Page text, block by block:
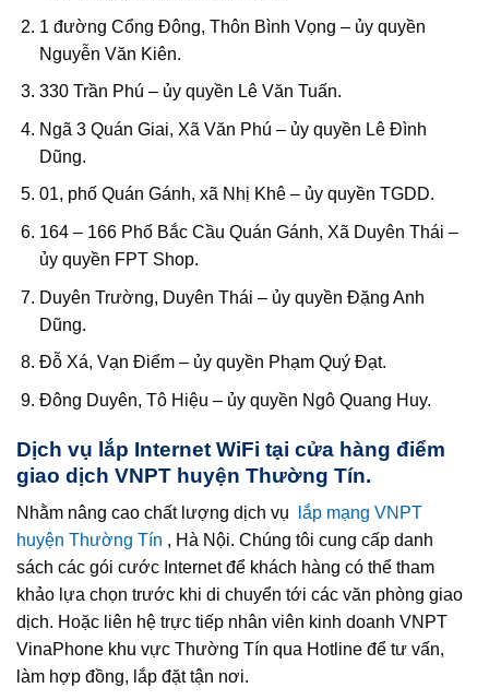
1 đường Cổng Đông, Thôn Bình Vọng – ủy quyền
Nguyễn Văn Kiên.
330 Trần Phú – ủy quyền Lê Văn Tuấn.
Ngã 3 Quán Giai, Xã Văn Phú – ủy quyền Lê Đình
Dũng.
01, phố Quán Gánh, xã Nhị Khê – ủy quyền TGDD.
164 – 166 Phố Bắc Cầu Quán Gánh, Xã Duyên Thái –
ủy quyền FPT Shop.
Duyên Trường, Duyên Thái – ủy quyền Đặng Anh
Dũng.
Đỗ Xá, Vạn Điểm – ủy quyền Phạm Quý Đạt.
Đông Duyên, Tô Hiệu – ủy quyền Ngô Quang Huy.
Dịch vụ lắp Internet WiFi tại cửa hàng điểm
giao dịch VNPT huyện Thường Tín.
Nhằm nâng cao chất lượng dịch vụ
lắp mạng VNPT
huyện Thường Tín , Hà Nội. Chúng tôi cung cấp danh
sách các gói cước Internet để khách hàng có thể tham
khảo lựa chọn trước khi di chuyển tới các văn phòng giao
dịch. Hoặc liên hệ trực tiếp nhân viên kinh doanh VNPT
VinaPhone khu vực Thường Tín qua Hotline để tư vấn,
làm hợp đồng, lắp đặt tận nơi.